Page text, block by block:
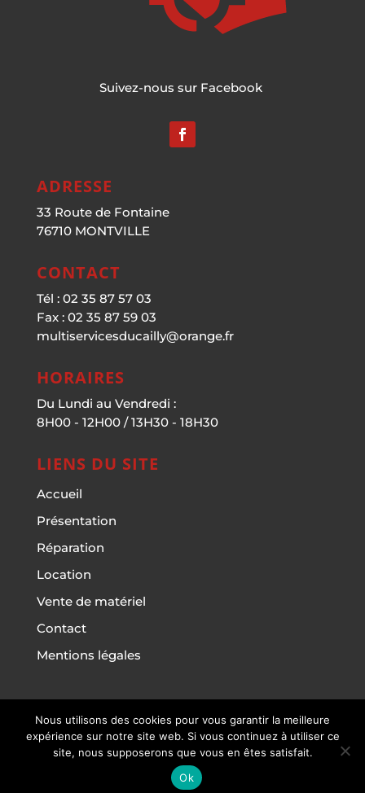
Suivez-nous sur Facebook
ADRESSE
33 Route de Fontaine
76710 MONTVILLE
CONTACT
Tél : 02 35 87 57 03
Fax : 02 35 87 59 03
multiservicesducailly@orange.fr
HORAIRES
Du Lundi au Vendredi :
8H00 - 12H00 / 13H30 - 18H30
LIENS DU SITE
Accueil
Présentation
Réparation
Location
Vente de matériel
Contact
Mentions légales
Multi' Services du Cailly - Copyright © 2023-
Mentions Légales- Site réalisé parForthcollab.fr|
Agence web à Rouen
&photographe à Rouen
Nous utilisons des cookies pour vous garantir la meilleure
expérience sur notre site web. Si vous continuez à utiliser ce
site, nous supposerons que vous en êtes satisfait.
Ok